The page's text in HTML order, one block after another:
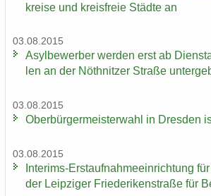
krei­se und kreis­freie Städ­te an
03.08.2015
Asyl­be­wer­ber wer­den erst ab
len an der Nö­th­nit­zer Stra­ße
03.08.2015
Ober­bür­ger­meis­ter­wahl in Dres­den
03.08.2015
Interims-​Erstaufnahmeeinrichtung
der Leip­zi­ger Frie­de­ri­ken­stra­ße für